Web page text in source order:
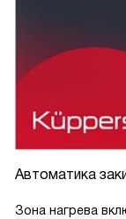
Автоматика
Зона нагрева